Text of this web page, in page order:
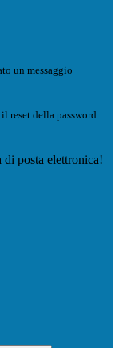
un messaggio
reset della password
posta elettronica!